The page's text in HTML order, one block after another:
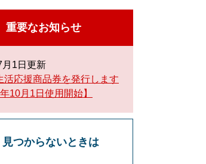
重要なお知らせ
月1日更新
活応援商品券を発行します
年10月1日使用開始】
見つからないときは